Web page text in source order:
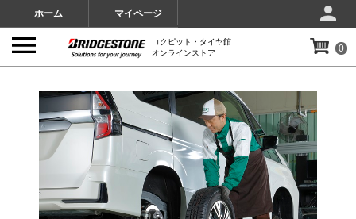
ホーム マイページ
コクピット・タイヤ館
オンラインストア
0